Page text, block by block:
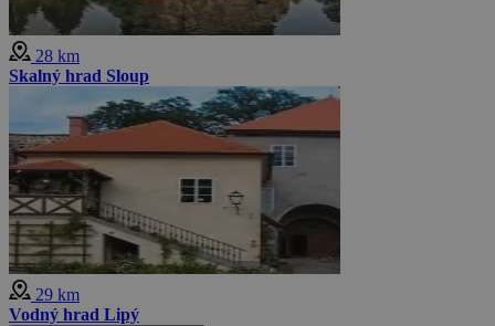
28 km
Skalný hrad Sloup
29 km
Vodný hrad Lipý